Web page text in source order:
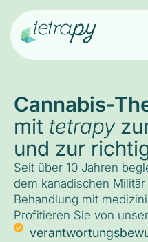
Cannabis-
mit tetrapy
und zur
Seit über 10 Jahren
dem kanadischen
Behandlung mit
Profitieren Sie von